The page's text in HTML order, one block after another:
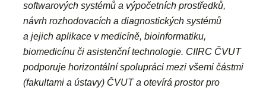
softwarových systémů a výpočetních prostředků,
návrh rozhodovacích a diagnostických systémů
a jejich aplikace v medicíně, bioinformatiku,
biomedicínu či asistenční technologie. CIIRC ČVUT
podporuje horizontální spolupráci mezi všemi částmi
(fakultami a ústavy) ČVUT a otevírá prostor pro